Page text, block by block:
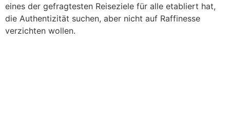
eines der gefragtesten Reiseziele für alle etabliert hat,
die Authentizität suchen, aber nicht auf Raffinesse
verzichten wollen.